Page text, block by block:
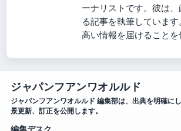
ーナリストです。彼は
る記事を執筆していま
高い情報を届けることを
ジャパンフアンワオルルド
ジャパンフアンワオルルド 編集部は、出典を明確に
景更新、訂正を公開します。